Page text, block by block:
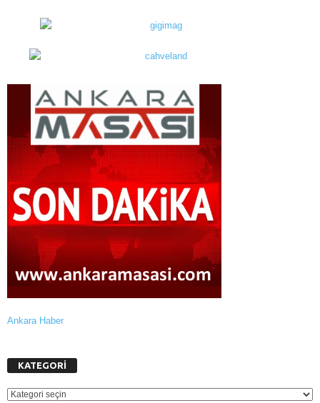
Ankara Haber
KATEGORİ
KATEGORİ